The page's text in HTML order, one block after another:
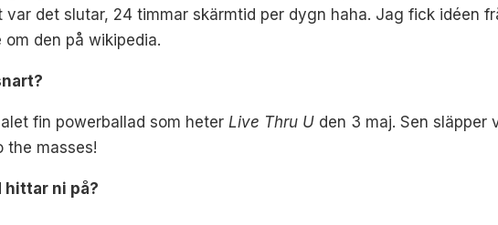
det slutar, 24 timmar skärmtid per dygn haha. Jag fick idéen
den på wikipedia.
fin powerballad som heterLive Thru U den 3 maj. Sen släpper
the masses!
hittar ni på?